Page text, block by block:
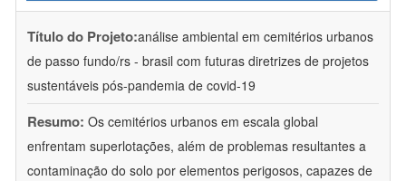
Título do Projeto:análise ambiental em cemitérios urbanos
de passo fundo/rs - brasil com futuras diretrizes de projetos
sustentáveis pós-pandemia de covid-19
Resumo: Os cemitérios urbanos em escala global
enfrentam superlotações, além de problemas resultantes a
contaminação do solo por elementos perigosos, capazes de